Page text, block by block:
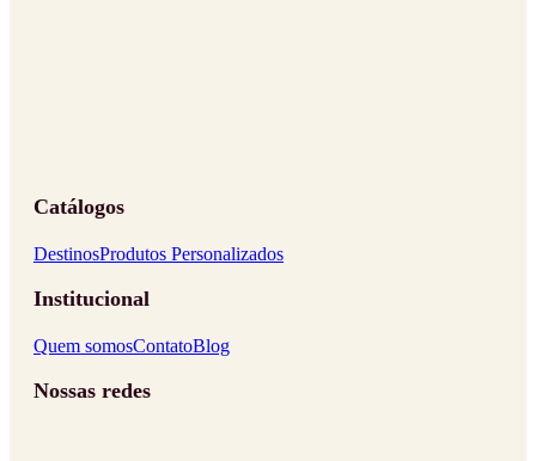
Catálogos
DestinosProdutos Personalizados
Institucional
Quem somosContatoBlog
Nossas redes